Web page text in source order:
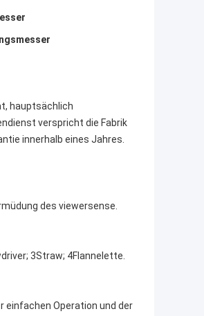
hauptsächlich
verspricht die Fabrik
innerhalb eines Jahres.
des viewersense.
3Straw; 4Flannelette.
einfachen Operation und der